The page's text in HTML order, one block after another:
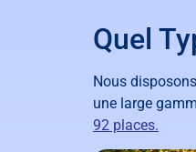
Quel
Nous
une large
92 places.